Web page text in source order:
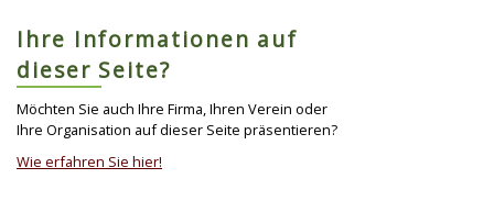
Ihre Informationen auf
dieser Seite?
Möchten Sie auch Ihre Firma, Ihren Verein oder
Ihre Organisation auf dieser Seite präsentieren?
Wie erfahren Sie hier!